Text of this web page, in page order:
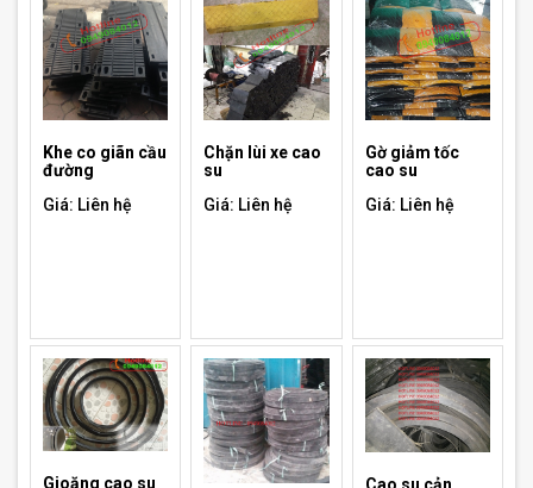
Khe co giãn cầu
đường
Giá: Liên hệ
Chặn lùi xe cao
su
Giá: Liên hệ
Gờ giảm tốc
cao su
Giá: Liên hệ
Gioăng cao su